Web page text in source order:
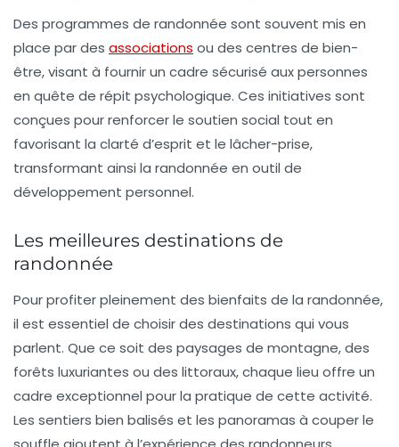
Des programmes de randonnée sont souvent mis en
place par des associations ou des centres de bien-
être, visant à fournir un cadre sécurisé aux personnes
en quête de répit psychologique. Ces initiatives sont
conçues pour renforcer le soutien social tout en
favorisant la clarté d’esprit et le lâcher-prise,
transformant ainsi la randonnée en outil de
développement personnel.
Les meilleures destinations de
randonnée
Pour profiter pleinement des bienfaits de la randonnée,
il est essentiel de choisir des destinations qui vous
parlent. Que ce soit des paysages de montagne, des
forêts luxuriantes ou des littoraux, chaque lieu offre un
cadre exceptionnel pour la pratique de cette activité.
Les sentiers bien balisés et les panoramas à couper le